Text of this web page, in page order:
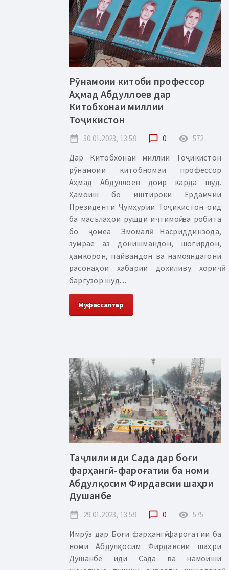
Рӯнамоии китоби профессор
Аҳмад Абдуллоев дар
Китобхонаи миллии
Тоҷикистон
date_range 30.01.2023, 13:59 chat_bubble_outline 0 remove_red_eye 572
Дар Китобхонаи миллии Тоҷикистон
рӯнамоии китобномаи профессор
Аҳмад Абдуллоев доир карда шуд.
Ҳамоиш бо иштироки Ёрдамчии
Президенти Ҷумҳурии Тоҷикистон оид
ба масълаҳои рушди иҷтимоӣ ва робита
бо ҷомеа Эмомалӣ Насриддинзода,
зумрае аз донишмандон, шогирдон,
ҳамкорон, пайвандон ва намояндагони
расонаҳои хабарии дохиливу хориҷӣ
баргузор шуд....
Муфассалтар
Таҷлили иди Сада дар боғи
фарҳангӣ-фароғатии ба номи
Абдулқосим Фирдавсии шаҳри
Душанбе
date_range 29.01.2023, 13:59 chat_bubble_outline 0 remove_red_eye 575
Имрӯз дар Боғи фарҳангӣ-фароғатии ба
номи Абдулқосим Фирдавсии шаҳри
Душанбе иди Сада ва намоиши